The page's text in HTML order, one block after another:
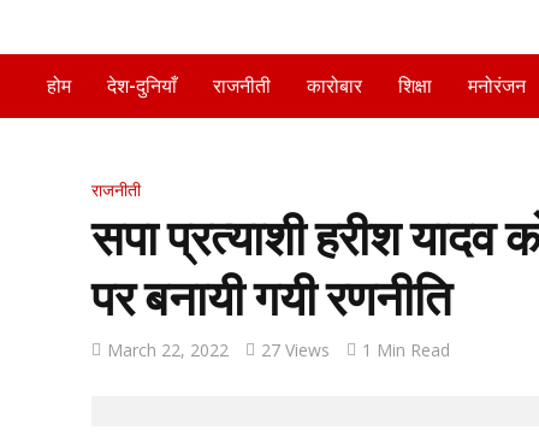
होम देश-दुनियाँ राजनीती कारोबार शिक्षा मनोरंजन
राजनीती
सपा प्रत्याशी हरीश यादव
पर बनायी गयी रणनीति
March 22, 2022 27 Views 1 Min Read